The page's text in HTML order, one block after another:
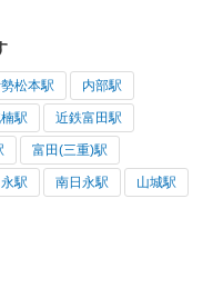
松本駅 内部駅
駅 近鉄富田駅
富田(三重)駅
駅 南日永駅 山城駅